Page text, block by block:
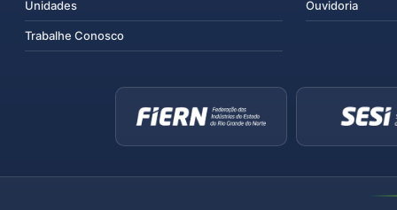
Unidades
Trabalhe Conosco
Ouvidoria